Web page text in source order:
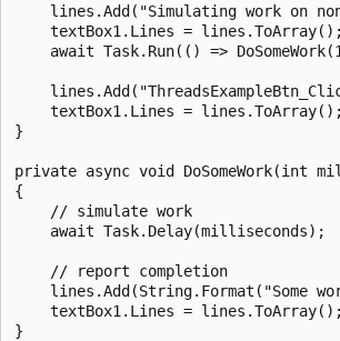
lines.Add("Simulating work on
    textBox1.Lines = lines.ToArray();
await Task.Run(() =>
    textBox1.Lines = lines.ToArray();
}
private async void DoSomeWork(int
{
    // simulate work
    await Task.Delay(milliseconds);
    // report completion
lines.Add(String.Format("Some
    textBox1.Lines = lines.ToArray();